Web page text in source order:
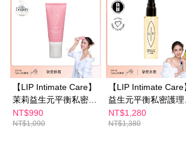
lama untuk dihantar). Oleh itu, anda dikehendaki
kepada AFTEE dalam tempoh sama ada anda
Kedua, Sekatan Pembayaran
1. Jumlah yang diperakui untuk pengguna kali
NT$10,000. Amaun diperakui sebenar yang
keputusan pensijilan dan semakan oleh AFTEE.
2. Amaun perbelanjaan minimum mestilah lebih
3. Pada masa ini hanya tersedia untuk ahli Taiwan.
Ketiga, Syarat Perkhidmatan
Perkhidmatan AFTEE Beli Sekarang Bayar
7-11付款取貨
NT$100/pesanan | Penghantaran percuma
NT$600 atau lebih
付款後7-11取貨
NT$100/pesanan | Penghantaran percuma
NT$600 atau lebih
宅配
NT$100/pesanan | Penghantaran percuma
【LIP Intimate Care】
茉莉益生元平衡私密噴
霧50ml Sandy吳姍儒
摯愛推薦
NT$990
NT$1,090
【LIP Intimate Care
益生元平衡私密護理
75ml Sandy吳姍儒摯
愛推薦
NT$1,280
NT$1,380